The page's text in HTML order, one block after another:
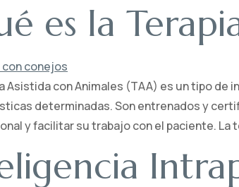
es la
Asistida con Animales (TAA) es un tipo
determinadas. Son entrenados y
y facilitar su trabajo con el paciente.